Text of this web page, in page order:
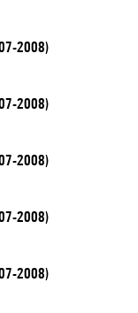
2008)
2008)
2008)
2008)
2008)